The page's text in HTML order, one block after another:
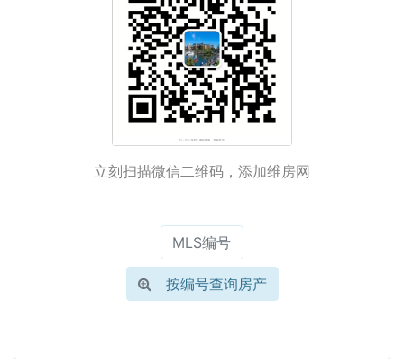
立刻扫描微信二维码，添加维房网
按编号查询房产